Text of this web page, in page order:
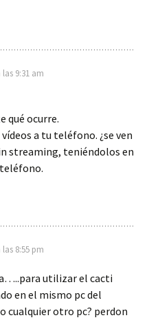
9:31 am
qué ocurre.
a tu teléfono. ¿se ven
streaming, teniéndolos en
8:55 pm
utilizar el cacti
en el mismo pc del
cualquier otro pc? perdon